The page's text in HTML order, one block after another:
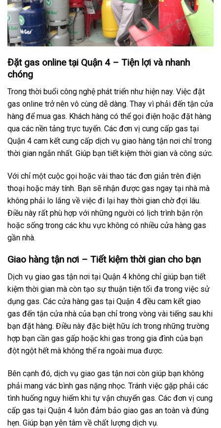
Đặt gas online tại Quận 4 – Tiện lợi và nhanh
chóng
Trong thời buổi công nghệ phát triển như hiện nay. Việc đặt
gas online trở nên vô cùng dễ dàng. Thay vì phải đến tận cửa
hàng để mua gas. Khách hàng có thể gọi điện hoặc đặt hàng
qua các nền tảng trực tuyến. Các đơn vị cung cấp gas tại
Quận 4 cam kết cung cấp dịch vụ giao hàng tận nơi chỉ trong
thời gian ngắn nhất. Giúp bạn tiết kiệm thời gian và công sức.
Với chỉ một cuộc gọi hoặc vài thao tác đơn giản trên điện
thoại hoặc máy tính. Bạn sẽ nhận được gas ngay tại nhà mà
không phải lo lắng về việc đi lại hay thời gian chờ đợi lâu.
Điều này rất phù hợp với những người có lịch trình bận rộn
hoặc sống trong các khu vực không có nhiều cửa hàng gas
gần nhà.
Giao hàng tận nơi – Tiết kiệm thời gian cho bạn
Dịch vụ giao gas tận nơi tại Quận 4 không chỉ giúp bạn tiết
kiệm thời gian mà còn tạo sự thuận tiện tối đa trong việc sử
dụng gas. Các cửa hàng gas tại Quận 4 đều cam kết giao
gas đến tận cửa nhà của bạn chỉ trong vòng vài tiếng sau khi
bạn đặt hàng. Điều này đặc biệt hữu ích trong những trường
hợp bạn cần gas gấp hoặc khi gas trong gia đình của bạn
đột ngột hết mà không thể ra ngoài mua được.
Bên cạnh đó, dịch vụ giao gas tận nơi còn giúp bạn không
phải mang vác bình gas nặng nhọc. Tránh việc gặp phải các
tình huống nguy hiểm khi tự vận chuyển gas. Các đơn vị cung
cấp gas tại Quận 4 luôn đảm bảo giao gas an toàn và đúng
hẹn. Giúp bạn yên tâm về chất lượng dịch vụ.